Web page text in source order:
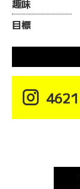
趣味
目標
 4621